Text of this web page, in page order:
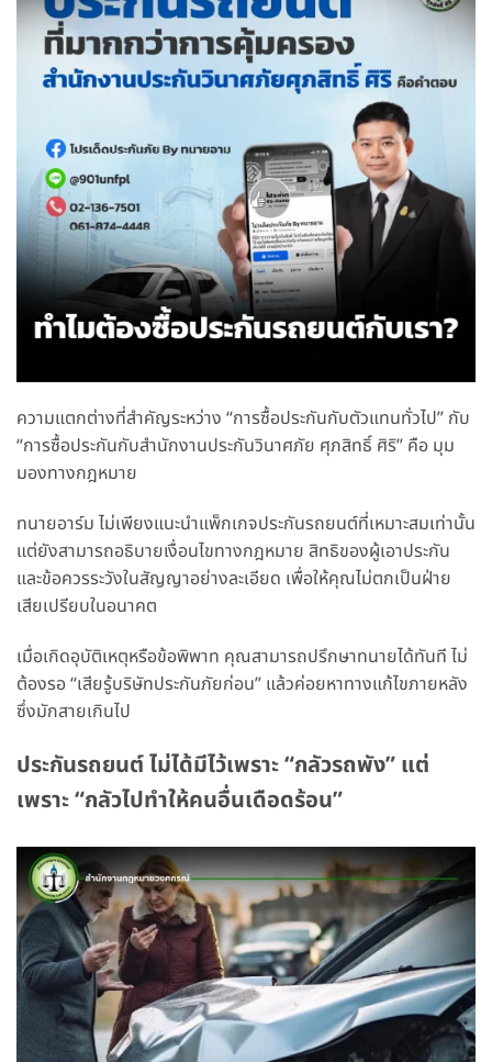
ความแตกต่างที่สำคัญระหว่าง “การซื้อประกันกับตัวแทนทั่วไป” กับ
“การซื้อประกันกับสำนักงานประกันวินาศภัย ศุภสิทธิ์ ศิริ” คือ มุม
มองทางกฎหมาย
ทนายอาร์ม ไม่เพียงแนะนำแพ็กเกจประกันรถยนต์ที่เหมาะสมเท่านั้น
แต่ยังสามารถอธิบายเงื่อนไขทางกฎหมาย สิทธิของผู้เอาประกัน
และข้อควรระวังในสัญญาอย่างละเอียด เพื่อให้คุณไม่ตกเป็นฝ่าย
เสียเปรียบในอนาคต
เมื่อเกิดอุบัติเหตุหรือข้อพิพาท คุณสามารถปรึกษาทนายได้ทันที ไม่
ต้องรอ “เสียรู้บริษัทประกันภัยก่อน” แล้วค่อยหาทางแก้ไขภายหลัง
ซึ่งมักสายเกินไป
ประกันรถยนต์ ไม่ได้มีไว้เพราะ “กลัวรถพัง” แต่
เพราะ “กลัวไปทำให้คนอื่นเดือดร้อน”